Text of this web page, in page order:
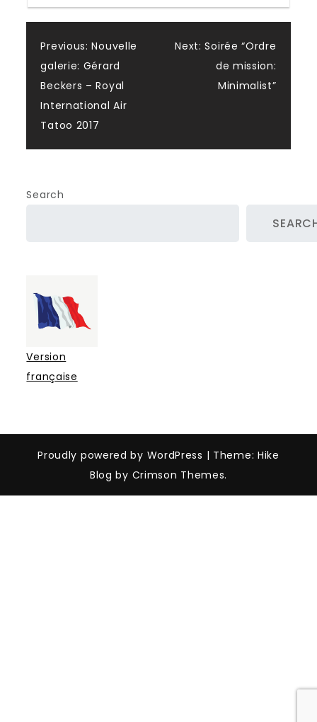
Post
navigation
Previous: Nouvelle
galerie: Gérard
Beckers – Royal
International Air
Tatoo 2017
Next: Soirée “Ordre
de mission:
Minimalist”
Search
Version
française
Proudly powered by WordPress | Theme: Hike
Blog by Crimson Themes.